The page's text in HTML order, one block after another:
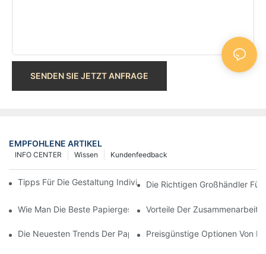
SENDEN SIE JETZT ANFRAGE
EMPFOHLENE ARTIKEL
Kundenfeedback
Wissen
INFO CENTER
Tipps Für Die Gestaltung Individueller Papiertüten, Die Auffallen
Die Richtigen Großhändler
Wie Man Die Beste Papiergeschenktütenfabrik Auswählt
Vorteile Der Zusammenarbeit
Die Neuesten Trends Der Papiergeschenktütenhersteller
Preisgünstige Optionen Von